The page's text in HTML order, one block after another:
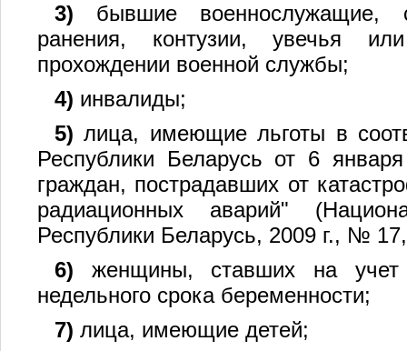
3) бывшие военнослужащие,
ранения, контузии, увечья
прохождении военной службы;
4) инвалиды;
5) лица, имеющие льготы в
Республики Беларусь от 6
граждан, пострадавших от
радиационных аварий"
Республики Беларусь, 2009 г., № 17,
6) женщины, ставших на учет
недельного срока беременности;
7) лица, имеющие детей;